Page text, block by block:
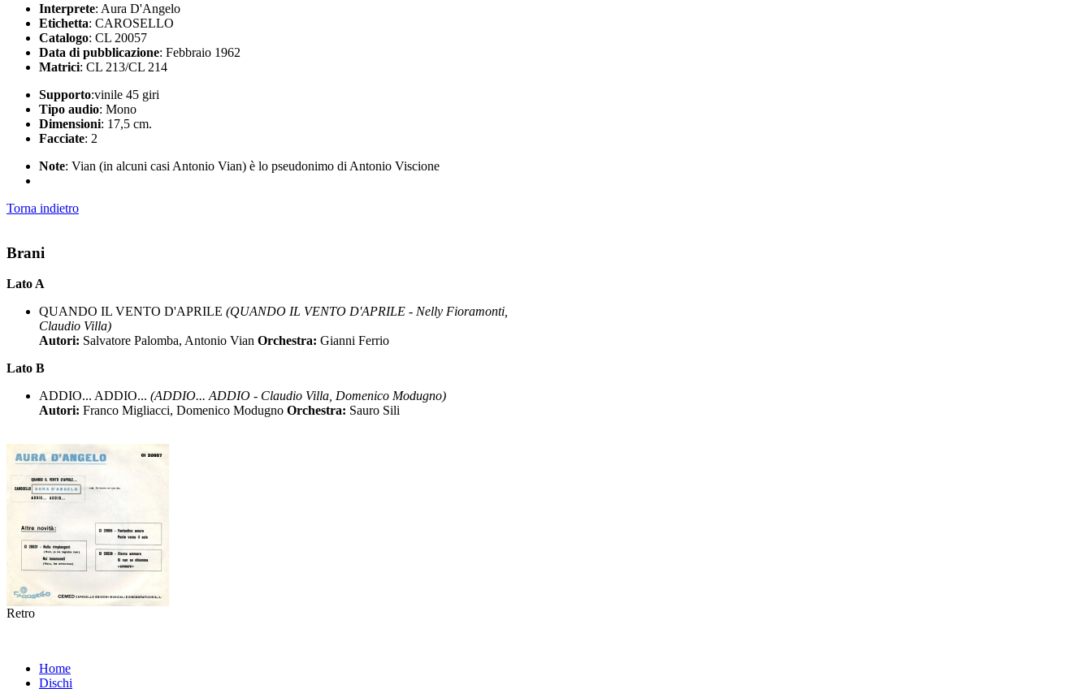
Interprete: Aura D'Angelo
Etichetta: CAROSELLO
Catalogo: CL 20057
Data di pubblicazione: Febbraio 1962
Matrici: CL 213/CL 214
Supporto:vinile 45 giri
Tipo audio: Mono
Dimensioni: 17,5 cm.
Facciate: 2
Note: Vian (in alcuni casi Antonio Vian) è lo pseudonimo di Antonio Viscione
Torna indietro
Brani
Lato A
QUANDO IL VENTO D'APRILE (QUANDO IL VENTO D'APRILE - Nelly Fioramonti,
Claudio Villa)
Autori: Salvatore Palomba, Antonio Vian Orchestra: Gianni Ferrio
Lato B
ADDIO... ADDIO... (ADDIO... ADDIO - Claudio Villa, Domenico Modugno)
Autori: Franco Migliacci, Domenico Modugno Orchestra: Sauro Sili
Retro
Home
Dischi